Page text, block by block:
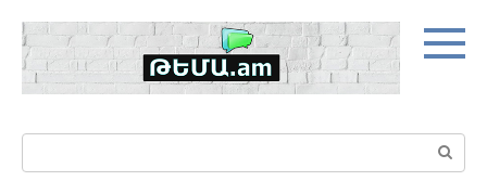
content
Search: